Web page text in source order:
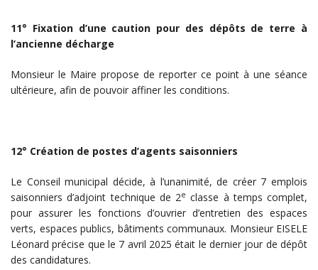
11° Fixation d’une caution pour des dépôts de terre à
l’ancienne décharge
Monsieur le Maire propose de reporter ce point à une séance
ultérieure, afin de pouvoir affiner les conditions.
12° Création de postes d’agents saisonniers
Le Conseil municipal décide, à l’unanimité, de créer 7 emplois
saisonniers d’adjoint technique de 2e classe à temps complet,
pour assurer les fonctions d’ouvrier d’entretien des espaces
verts, espaces publics, bâtiments communaux. Monsieur EISELE
Léonard précise que le 7 avril 2025 était le dernier jour de dépôt
des candidatures.